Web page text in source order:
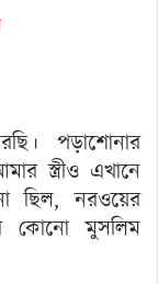
পড়াশোনার
স্ত্রীও এখানে
ছিল, নরওয়ের
কোনো মুসলিম